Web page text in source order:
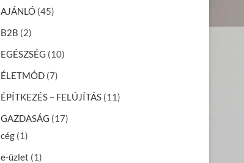
AJÁNLÓ (45)
B2B (2)
EGÉSZSÉG (10)
ÉLETMÓD (7)
ÉPÍTKEZÉS – FELÚJÍTÁS (11)
GAZDASÁG (17)
cég (1)
e-üzlet (1)